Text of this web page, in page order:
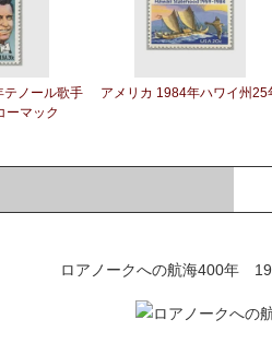
テノール歌手
ーマック
アメリカ 1984年ハワイ州25
ロアノークへの航海400年